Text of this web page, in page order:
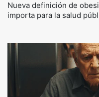
Nueva definición de
importa para la salud